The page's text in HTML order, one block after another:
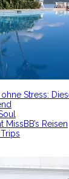
Stress:
MissBB’s Reisen